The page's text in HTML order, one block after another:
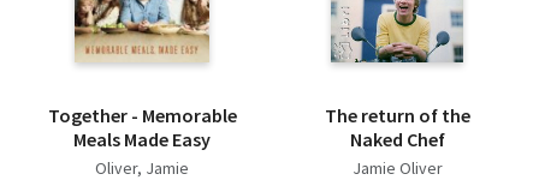
Together - Memorable
Meals Made Easy
Oliver, Jamie
The return of the
Naked Chef
Jamie Oliver